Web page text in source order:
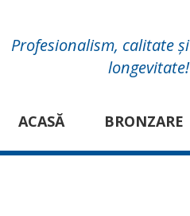
Profesionalism, calitate și
longevitate!
ACASĂ BRONZARE